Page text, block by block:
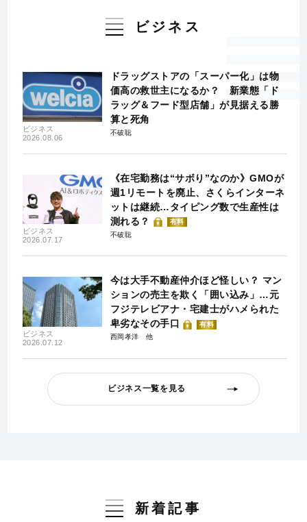
ビジネス
ビジネス
2026.08.06
ドラッグストアの「スーパー化」は物
価高の救世主になるか？ 新業態「ド
ラッグ＆フード型店舗」が見据える勝
算と死角
不破聡
ビジネス
2026.07.17
《在宅勤務は“サボり”なのか》GMOが
週1リモートを廃止、さくらインターネ
ットは継続…タイピング数で生産性は
測れる？
有料
不破聡
ビジネス
2026.07.12
今は大手不動産仲介ほど怪しい？ マン
ションの売主を欺く「囲い込み」…元
フジテレビアナ・宅建士がハメられた
卑劣なその手口
有料
西岡孝洋
ビジネス一覧を見る
新着記事